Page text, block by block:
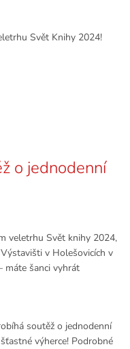
Svět Knihy 2024!
o jednodenní
veletrhu Svět knihy 2024,
v Holešovicích v
máte šanci vyhrát
soutěž o jednodenní
výherce! Podrobné